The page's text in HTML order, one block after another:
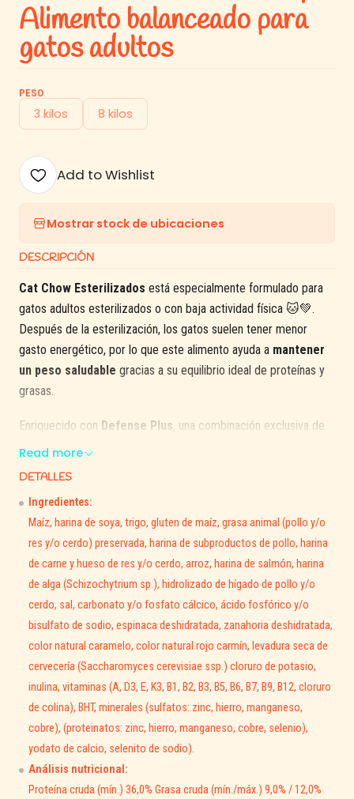
Alimento balanceado para
gatos adultos
PESO
3 kilos 8 kilos
Add to Wishlist
Mostrar stock de ubicaciones
DESCRIPCIÓN
Cat Chow Esterilizados está especialmente formulado para
gatos adultos esterilizados o con baja actividad física 🐱💚.
Después de la esterilización, los gatos suelen tener menor
gasto energético, por lo que este alimento ayuda a mantener
un peso saludable gracias a su equilibrio ideal de proteínas y
grasas.
Enriquecido con Defense Plus, una combinación exclusiva de
antioxidantes, vitaminas y minerales que fortalece las
saludable y un pelaje brillante.
Su sabor irresistible a pollo hará que tu gato disfrute cada
comida mientras cuida su bienestar.
🌿Beneficios principales:
⚖️ Control de peso y masa muscular magra.
💪 Fortalece lasdefensas naturalescon Defense Plus.
🌾 Confibras naturalespara una digestión saludable.
🧡 Mejora el aspecto delpelaje y la piel.
🐾 Ideal para gatos esterilizados o de interior.
Guía de alimentación:
Read more
DETALLES
Ingredientes:
Maíz, harina de soya, trigo, gluten de maíz, grasa animal (pollo y/o
res y/o cerdo) preservada, harina de subproductos de pollo, harina
de carne y hueso de res y/o cerdo, arroz, harina de salmón, harina
de alga (Schizochytrium sp.), hidrolizado de hígado de pollo y/o
cerdo, sal, carbonato y/o fosfato cálcico, ácido fosfórico y/o
bisulfato de sodio, espinaca deshidratada, zanahoria deshidratada,
color natural caramelo, color natural rojo carmín, levadura seca de
cervecería (Saccharomyces cerevisiae ssp.) cloruro de potasio,
inulina, vitaminas (A, D3, E, K3, B1, B2, B3, B5, B6, B7, B9, B12, cloruro
de colina), BHT, minerales (sulfatos: zinc, hierro, manganeso,
cobre), (proteinatos: zinc, hierro, manganeso, cobre, selenio),
yodato de calcio, selenito de sodio).
Análisis nutricional:
Proteína cruda (mín.) 36,0% Grasa cruda (mín./máx.) 9,0% / 12,0%